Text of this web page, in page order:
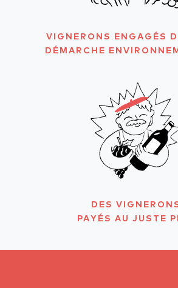
VIGNERONS ENGAGÉS
DÉMARCHE
DES
PAYÉS AU JUSTE